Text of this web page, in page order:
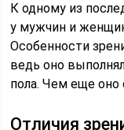
К одному из
у мужчин и
Особенности
ведь оно
пола. Чем еще оно
Отличия